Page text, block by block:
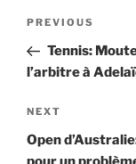
Previous
Post
PREVIOUS
Tennis:
l’arbitre à
Next
Post
NEXT
Open